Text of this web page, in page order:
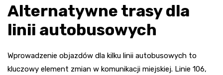
Alternatywne trasy dla
linii autobusowych
Wprowadzenie objazdów dla kilku linii autobusowych to
kluczowy element zmian w komunikacji miejskiej. Linie 106,